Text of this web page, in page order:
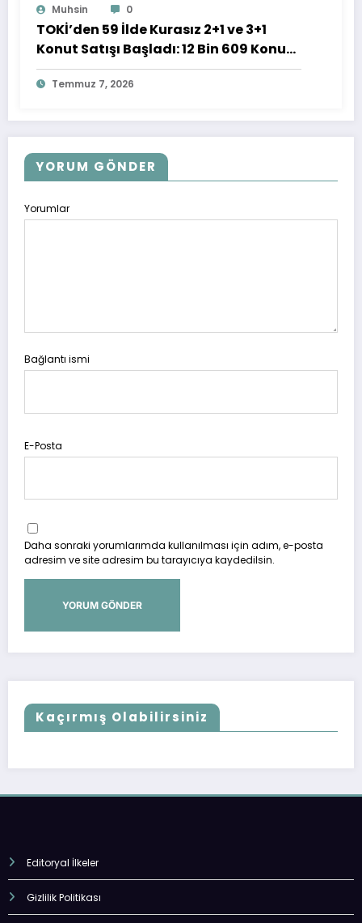
Muhsin 0
TOKİ’den 59 İlde Kurasız 2+1 ve 3+1
Konut Satışı Başladı: 12 Bin 609 Konut
İçin Başvurular Devam Ediyor
Temmuz 7, 2026
YORUM GÖNDER
Yorumlar
Bağlantı ismi
E-Posta
Daha sonraki yorumlarımda kullanılması için adım, e-posta
adresim ve site adresim bu tarayıcıya kaydedilsin.
Kaçırmış Olabilirsiniz
Editoryal İlkeler
Gizlilik Politikası